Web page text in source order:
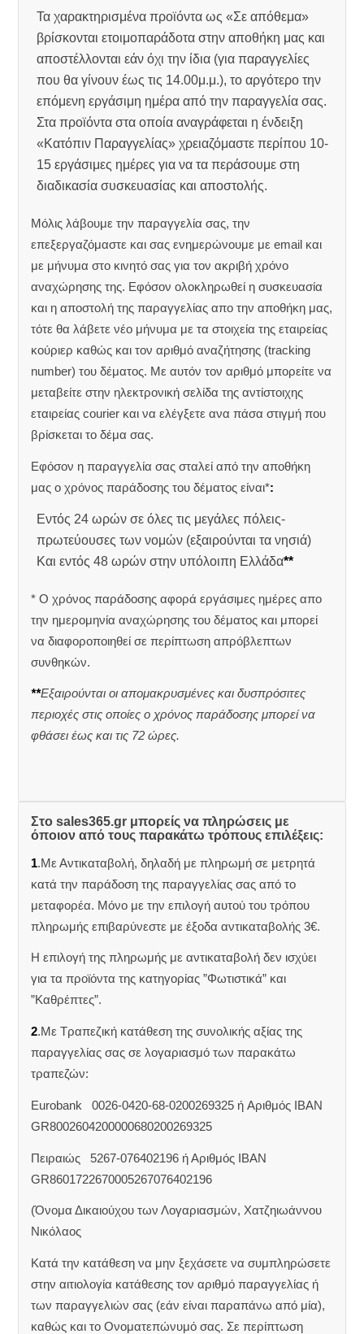
Τα χαρακτηρισμένα προϊόντα ως «Σε απόθεμα»
βρίσκονται ετοιμοπαράδοτα στην αποθήκη μας και
αποστέλλονται εάν όχι την ίδια (για παραγγελίες
που θα γίνουν έως τις 14.00μ.μ.), το αργότερο την
επόμενη εργάσιμη ημέρα από την παραγγελία σας.
Στα προϊόντα στα οποία αναγράφεται η ένδειξη
«Κατόπιν Παραγγελίας» χρειαζόμαστε περίπου 10-
15 εργάσιμες ημέρες για να τα περάσουμε στη
διαδικασία συσκευασίας και αποστολής.
Μόλις λάβουμε την παραγγελία σας, την
επεξεργαζόμαστε και σας ενημερώνουμε με email και
με μήνυμα στο κινητό σας για τον ακριβή χρόνο
αναχώρησης της. Εφόσον ολοκληρωθεί η συσκευασία
και η αποστολή της παραγγελίας απο την αποθήκη μας,
τότε θα λάβετε νέο μήνυμα με τα στοιχεία της εταιρείας
κούριερ καθώς και τον αριθμό αναζήτησης (tracking
number) του δέματος. Με αυτόν τον αριθμό μπορείτε να
μεταβείτε στην ηλεκτρονική σελίδα της αντίστοιχης
εταιρείας courier και να ελέγξετε ανα πάσα στιγμή που
βρίσκεται το δέμα σας.
Εφόσον η παραγγελία σας σταλεί από την αποθήκη
μας ο χρόνος παράδοσης του δέματος είναι*:
Εντός 24 ωρών σε όλες τις μεγάλες πόλεις-
πρωτεύουσες των νομών (εξαιρούνται τα νησιά)
Και εντός 48 ωρών στην υπόλοιπη Ελλάδα**
* Ο χρόνος παράδοσης αφορά εργάσιμες ημέρες απο
την ημερομηνία αναχώρησης του δέματος και μπορεί
να διαφοροποιηθεί σε περίπτωση απρόβλεπτων
συνθηκών.
**Εξαιρούνται οι απομακρυσμένες και δυσπρόσιτες
περιοχές στις οποίες ο χρόνος παράδοσης μπορεί να
φθάσει έως και τις 72 ώρες.
Στο sales365.gr μπορείς να πληρώσεις με
όποιον από τους παρακάτω τρόπους επιλέξεις:
1.Με Αντικαταβολή, δηλαδή με πληρωμή σε μετρητά
κατά την παράδοση της παραγγελίας σας από το
μεταφορέα. Μόνο με την επιλογή αυτού του τρόπου
πληρωμής επιβαρύνεστε με έξοδα αντικαταβολής 3€.
Η επιλογή της πληρωμής με αντικαταβολή δεν ισχύει
για τα προϊόντα της κατηγορίας ”Φωτιστικά” και
”Καθρέπτες”.
2.Με Τραπεζική κατάθεση της συνολικής αξίας της
παραγγελίας σας σε λογαριασμό των παρακάτω
τραπεζών:
Eurobank 0026-0420-68-0200269325 ή Aριθμός IBAN
GR8002604200000680200269325
Πειραιώς 5267-076402196 ή Αριθμός IBAN
GR8601722670005267076402196
(Όνομα Δικαιούχου των Λογαριασμών, Χατζηιωάννου
Νικόλαος
Κατά την κατάθεση να μην ξεχάσετε να συμπληρώσετε
στην αιτιολογία κατάθεσης τον αριθμό παραγγελίας ή
των παραγγελιών σας (εάν είναι παραπάνω από μία),
καθώς και το Ονοματεπώνυμό σας. Σε περίπτωση